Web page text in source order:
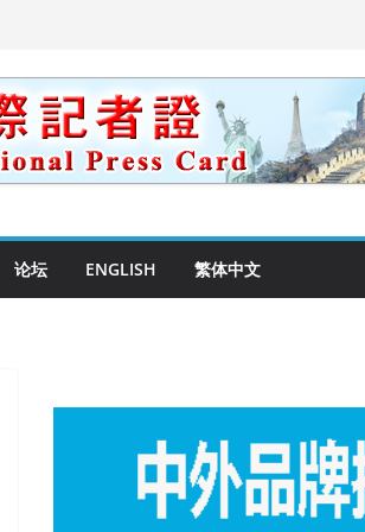
论坛 ENGLISH 繁体中文